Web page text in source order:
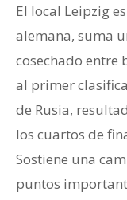
El local Leipzig
alemana, suma
cosechado entre
al primer
de Rusia,
los cuartos de
Sostiene una
puntos